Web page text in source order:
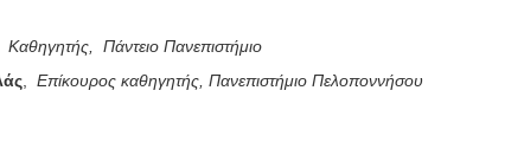
Καθηγητής, Πάντειο Πανεπιστήμιο
, Επίκουρος καθηγητής, Πανεπιστήμιο Πελοποννήσου